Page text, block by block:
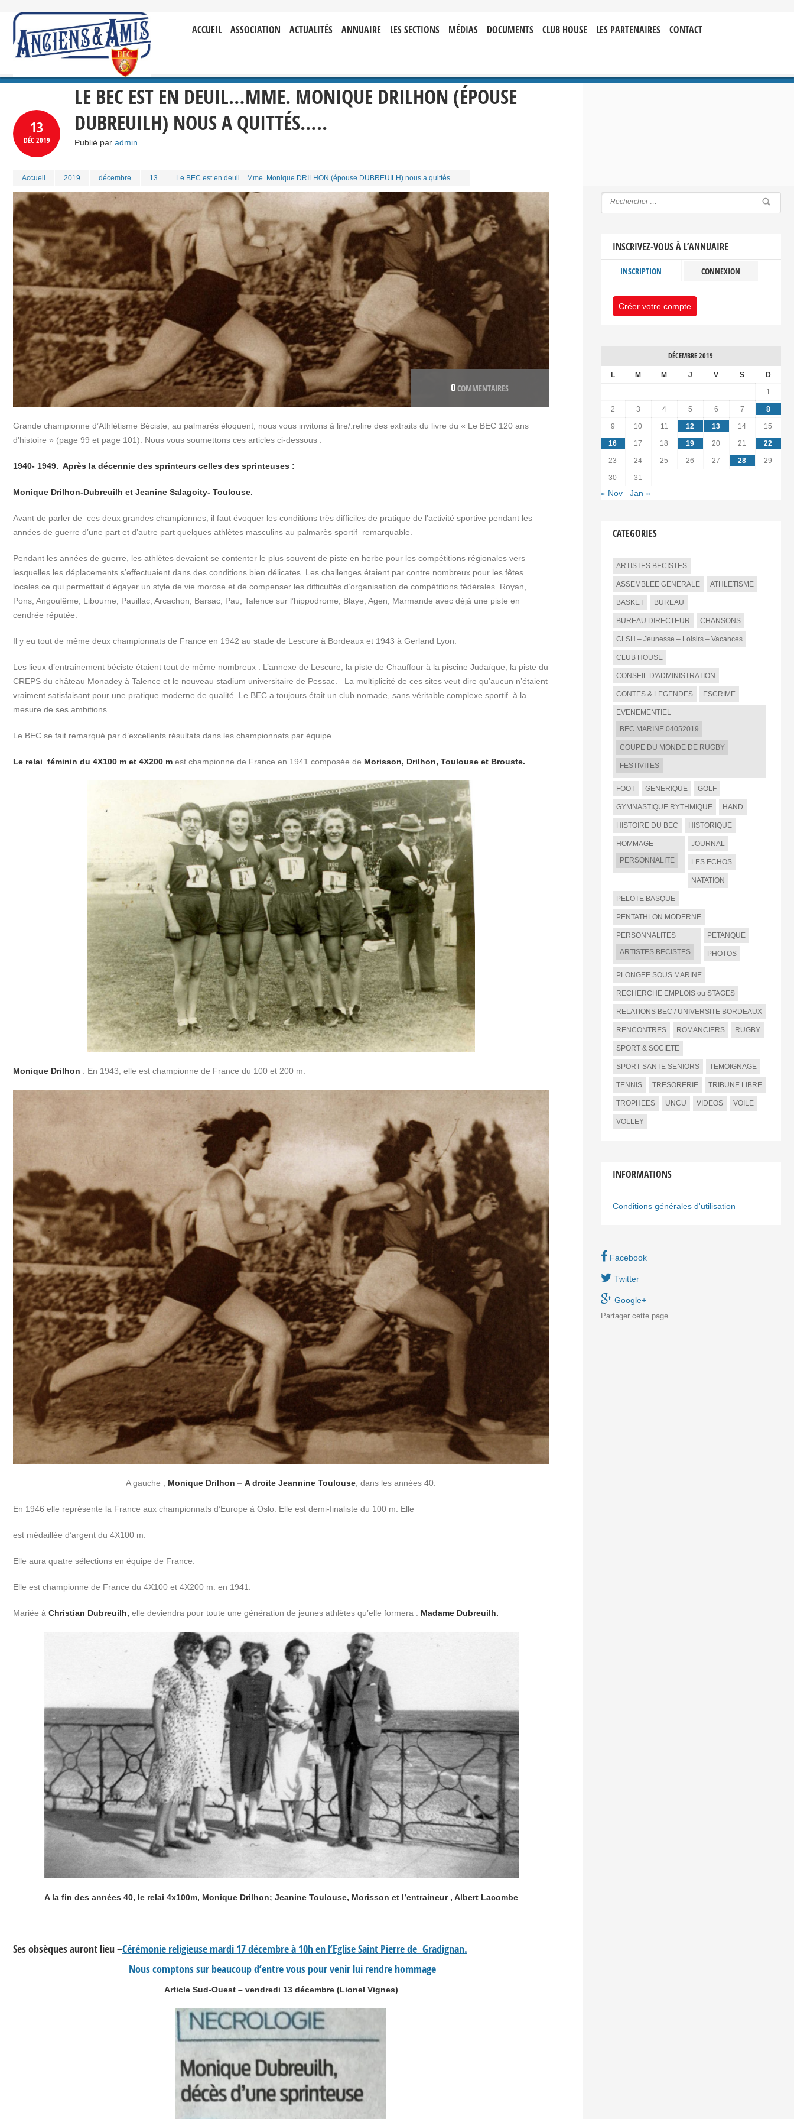
ACCUEIL ASSOCIATION ACTUALITÉS ANNUAIRE LES SECTIONS MÉDIAS DOCUMENTS CLUB HOUSE LES PARTENAIRES CONTACT
13
DÉC2019
LE BEC EST EN DEUIL…MME. MONIQUE DRILHON (ÉPOUSE
DUBREUILH) NOUS A QUITTÉS…..
Publié par admin
Accueil 2019 décembre 13 Le BEC est en deuil…Mme. Monique DRILHON (épouse DUBREUILH) nous a quittés…..
0COMMENTAIRES
Grande championne d’Athlétisme Béciste, au palmarès éloquent, nous vous invitons à lire/:relire des extraits du livre du « Le BEC 120 ans
d’histoire » (page 99 et page 101). Nous vous soumettons ces articles ci-dessous :
1940- 1949. Après la décennie des sprinteurs celles des sprinteuses :
Monique Drilhon-Dubreuilh et Jeanine Salagoity- Toulouse.
Avant de parler de ces deux grandes championnes, il faut évoquer les conditions très difficiles de pratique de l’activité sportive pendant les
années de guerre d’une part et d’autre part quelques athlètes masculins au palmarès sportif remarquable.
Pendant les années de guerre, les athlètes devaient se contenter le plus souvent de piste en herbe pour les compétitions régionales vers
lesquelles les déplacements s’effectuaient dans des conditions bien délicates. Les challenges étaient par contre nombreux pour les fêtes
locales ce qui permettait d’égayer un style de vie morose et de compenser les difficultés d’organisation de compétitions fédérales. Royan,
Pons, Angoulême, Libourne, Pauillac, Arcachon, Barsac, Pau, Talence sur l’hippodrome, Blaye, Agen, Marmande avec déjà une piste en
cendrée réputée.
Il y eu tout de même deux championnats de France en 1942 au stade de Lescure à Bordeaux et 1943 à Gerland Lyon.
Les lieux d’entrainement béciste étaient tout de même nombreux : L’annexe de Lescure, la piste de Chauffour à la piscine Judaïque, la piste du
CREPS du château Monadey à Talence et le nouveau stadium universitaire de Pessac. La multiplicité de ces sites veut dire qu’aucun n’étaient
vraiment satisfaisant pour une pratique moderne de qualité. Le BEC a toujours était un club nomade, sans véritable complexe sportif à la
mesure de ses ambitions.
Le BEC se fait remarqué par d’excellents résultats dans les championnats par équipe.
Le relai féminin du 4X100 m et 4X200 m est championne de France en 1941 composée de Morisson, Drilhon, Toulouse et Brouste.
Monique Drilhon : En 1943, elle est championne de France du 100 et 200 m.
A gauche , Monique Drilhon –A droite Jeannine Toulouse, dans les années 40.
En 1946 elle représente la France aux championnats d’Europe à Oslo. Elle est demi-finaliste du 100 m. Elle
est médaillée d’argent du 4X100 m.
Elle aura quatre sélections en équipe de France.
Elle est championne de France du 4X100 et 4X200 m. en 1941.
Mariée à Christian Dubreuilh, elle deviendra pour toute une génération de jeunes athlètes qu’elle formera : Madame Dubreuilh.
A la fin des années 40, le relai 4x100m, Monique Drilhon; Jeanine Toulouse, Morisson et l’entraineur , Albert Lacombe
Ses obsèques auront lieu –Cérémonie religieuse mardi 17 décembre à 10h en l’Eglise Saint Pierre de Gradignan.
Nous comptons sur beaucoup d’entre vous pour venir lui rendre hommage
Article Sud-Ouest – vendredi 13 décembre (Lionel Vignes)
INSCRIVEZ-VOUS À L’ANNUAIRE
INSCRIPTION CONNEXION
Créer votre compte
DÉCEMBRE 2019
L M M J V S D
1
2 3 4 5 6 7 8
9 10 11 12 13 14 15
16 17 18 19 20 21 22
23 24 25 26 27 28 29
30 31
« Nov Jan »
CATEGORIES
ARTISTES BECISTES
ASSEMBLEE GENERALE ATHLETISME
BASKET BUREAU
BUREAU DIRECTEUR CHANSONS
CLSH – Jeunesse – Loisirs – Vacances
CLUB HOUSE
CONSEIL D'ADMINISTRATION
CONTES & LEGENDES ESCRIME
EVENEMENTIEL
BEC MARINE 04052019
COUPE DU MONDE DE RUGBY
FESTIVITES
FOOT GENERIQUE GOLF
GYMNASTIQUE RYTHMIQUE HAND
HISTOIRE DU BEC HISTORIQUE
HOMMAGE
PERSONNALITE
JOURNAL
LES ECHOS
NATATION
PELOTE BASQUE
PENTATHLON MODERNE
PERSONNALITES
ARTISTES BECISTES
PETANQUE
PHOTOS
PLONGEE SOUS MARINE
RECHERCHE EMPLOIS ou STAGES
RELATIONS BEC / UNIVERSITE BORDEAUX
RENCONTRES ROMANCIERS RUGBY
SPORT & SOCIETE
SPORT SANTE SENIORS TEMOIGNAGE
TENNIS TRESORERIE TRIBUNE LIBRE
TROPHEES UNCU VIDEOS VOILE
VOLLEY
INFORMATIONS
Conditions générales d'utilisation
Facebook
Twitter
Google+
Partager cette page